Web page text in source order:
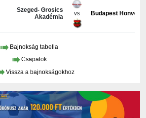
Szeged- Grosics
Akadémia
vs Budapest Honvéd
Bajnokság tabella
Csapatok
Vissza a bajnokságokhoz